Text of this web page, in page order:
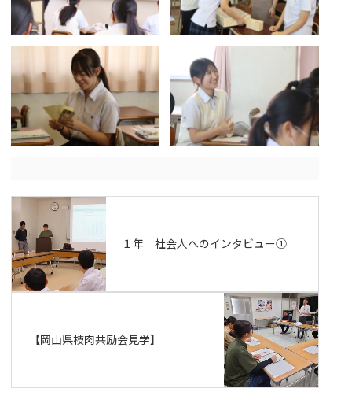
１年 社会人へのインタビュー①
【岡山県枝肉共励会見学】